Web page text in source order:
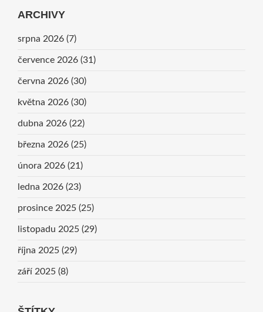
ARCHIVY
srpna 2026 (7)
července 2026 (31)
června 2026 (30)
května 2026 (30)
dubna 2026 (22)
března 2026 (25)
února 2026 (21)
ledna 2026 (23)
prosince 2025 (25)
listopadu 2025 (29)
října 2025 (29)
září 2025 (8)